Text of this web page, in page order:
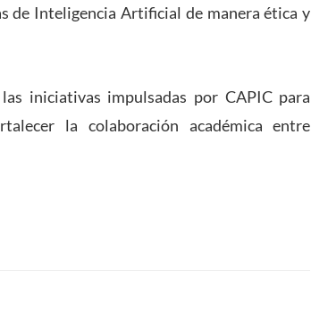
de Inteligencia Artificial de manera ética y
iniciativas impulsadas por CAPIC para
la colaboración académica entre